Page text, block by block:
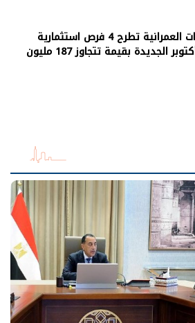
المجتمعات العمرانية تطرح 4 فرص استثمارية
بمدينة أكتوبر الجديدة بقيمة تتجاوز 187 مليون